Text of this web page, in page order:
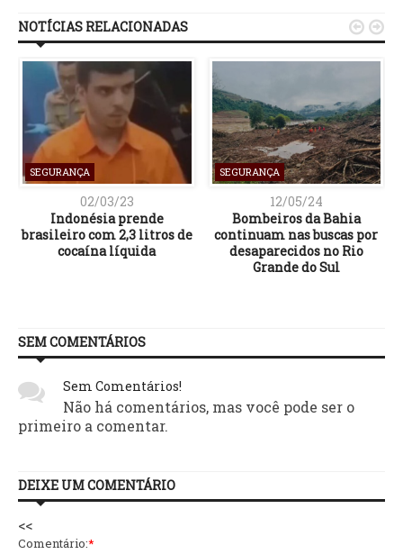
NOTÍCIAS RELACIONADAS
SEGURANÇA
02/03/23
Indonésia prende
brasileiro com 2,3 litros de
cocaína líquida
SEGURANÇA
12/05/24
Bombeiros da Bahia
continuam nas buscas por
desaparecidos no Rio
Grande do Sul
 
SEM COMENTÁRIOS
Sem Comentários!
Não há comentários, mas você pode ser o
primeiro a comentar.
DEIXE UM COMENTÁRIO
<<
Comentário:*